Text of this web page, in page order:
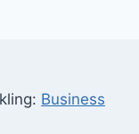
Business